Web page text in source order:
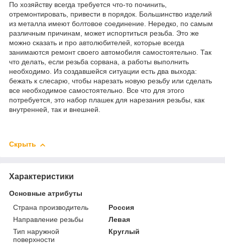
По хозяйству всегда требуется что-то починить,
отремонтировать, привести в порядок. Большинство изделий
из металла имеют болтовое соединение. Нередко, по самым
различным причинам, может испортиться резьба. Это же
можно сказать и про автолюбителей, которые всегда
занимаются ремонт своего автомобиля самостоятельно. Так
что делать, если резьба сорвана, а работы выполнить
необходимо. Из создавшейся ситуации есть два выхода:
бежать к слесарю, чтобы нарезать новую резьбу или сделать
все необходимое самостоятельно. Все что для этого
потребуется, это набор плашек для нарезания резьбы, как
внутренней, так и внешней.
Скрыть
Характеристики
Основные атрибуты
Страна производитель
Россия
Направление резьбы
Левая
Тип наружной
поверхности
Круглый